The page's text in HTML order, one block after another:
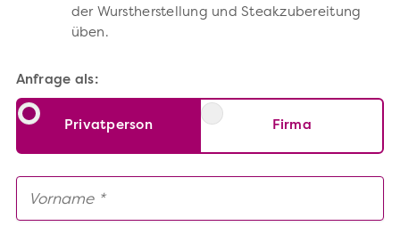
der Wurstherstellung und Steakzubereitung
üben.
Anfrage als:
Privatperson Firma